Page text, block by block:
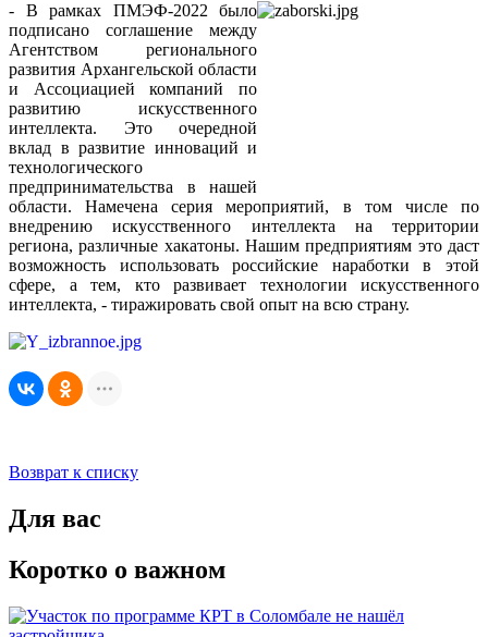
- В рамках ПМЭФ-2022 было
подписано соглашение между
Агентством регионального
развития Архангельской области
и Ассоциацией компаний по
развитию искусственного
интеллекта. Это очередной
вклад в развитие инноваций и
технологического
предпринимательства в нашей
области. Намечена серия мероприятий, в том числе по
внедрению искусственного интеллекта на территории
региона, различные хакатоны. Нашим предприятиям это даст
возможность использовать российские наработки в этой
сфере, а тем, кто развивает технологии искусственного
интеллекта, - тиражировать свой опыт на всю страну.
Возврат к списку
Для вас
Коротко о важном